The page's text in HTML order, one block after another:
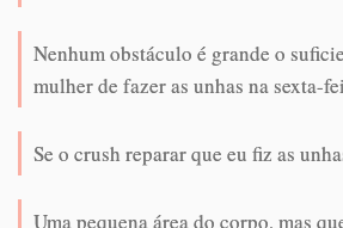
Nenhum obstáculo é grande o
mulher de fazer as unhas na sexta-
Se o crush reparar que eu fiz as
Uma pequena área do corpo, mas